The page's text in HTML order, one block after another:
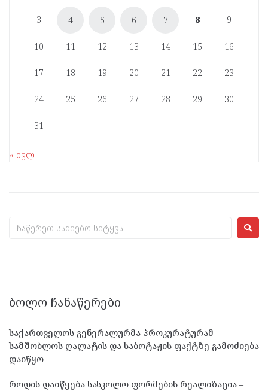
3 4 5 6 7 8 9
10 11 12 13 14 15 16
17 18 19 20 21 22 23
24 25 26 27 28 29 30
31
« ივლ
ᲑᲝᲚᲝ ᲩᲐᲜᲐᲬᲔᲠᲔᲑᲘ
საქართველოს გენერალურმა პროკურატურამ
სამშობლოს ღალატის და საბოტაჟის ფაქტზე გამოძიება
დაიწყო
როდის დაიწყება სასკოლო ფორმების რეალიზაცია –